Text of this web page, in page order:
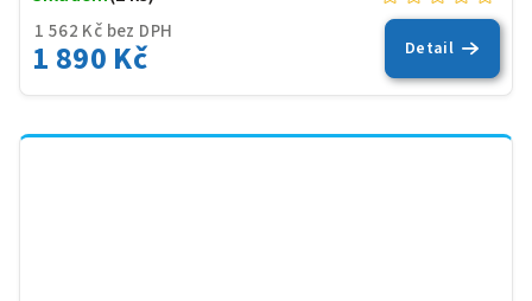
1 562 Kč bez DPH
1 890 Kč Detail